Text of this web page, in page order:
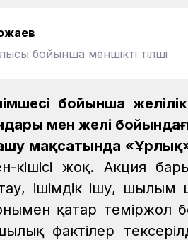
бойынша меншікті тілші
бойынша
мен желі
мақсатында «Ұрлық»
кішісі жоқ. Акция
ішімдік ішу,
қатар теміржол
фактілер